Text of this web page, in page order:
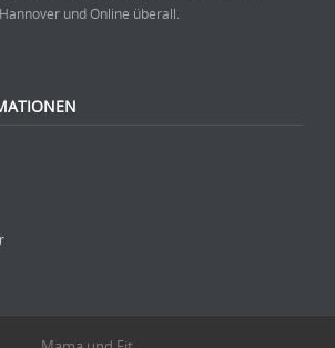
und Online überall.